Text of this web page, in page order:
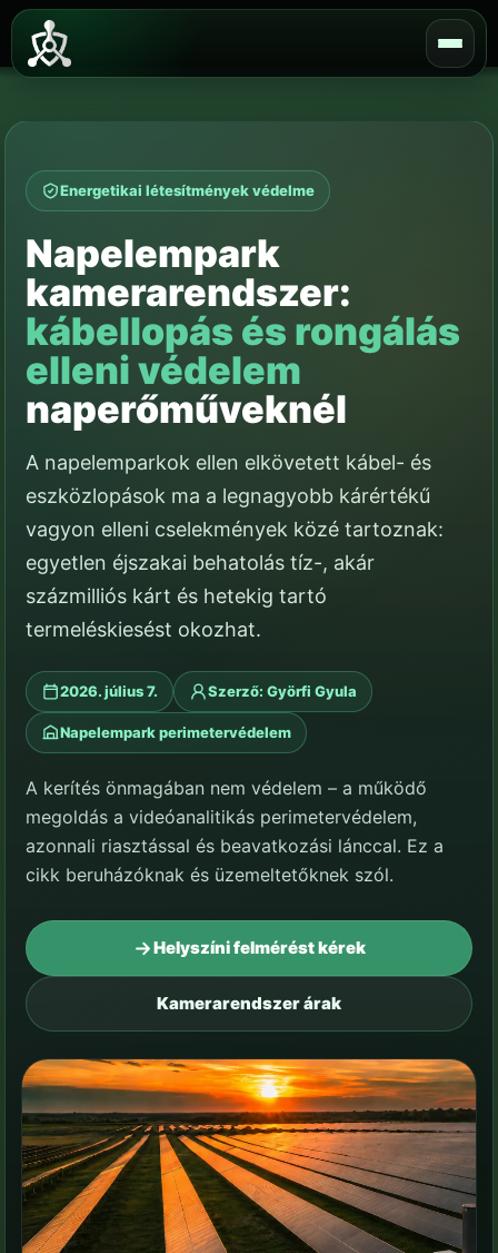
Skip
content
Energetikai létesítmények védelme
Napelempark
kamerarendszer:
kábellopás és rongálás
elleni védelem
naperőműveknél
A napelemparkok ellen elkövetett kábel- és
eszközlopások ma a legnagyobb kárértékű
vagyon elleni cselekmények közé tartoznak:
egyetlen éjszakai behatolás tíz-, akár
százmilliós kárt és hetekig tartó
termeléskiesést okozhat.
2026. július 7. Szerző: Györfi Gyula
Napelempark perimetervédelem
A kerítés önmagában nem védelem – a működő
megoldás a videóanalitikás perimetervédelem,
azonnali riasztással és beavatkozási lánccal. Ez a
cikk beruházóknak és üzemeltetőknek szól.
Helyszíni felmérést kérek
Kamerarendszer árak